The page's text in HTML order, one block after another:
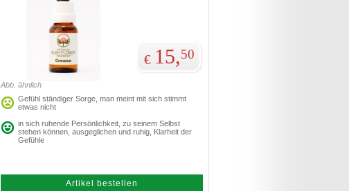
Abb. ähnlich
€ 15,50
Gefühl ständiger Sorge, man meint mit sich stimmt
etwas nicht
in sich ruhende Persönlichkeit, zu seinem Selbst
stehen können, ausgeglichen und ruhig, Klarheit der
Gefühle
Artikel bestellen